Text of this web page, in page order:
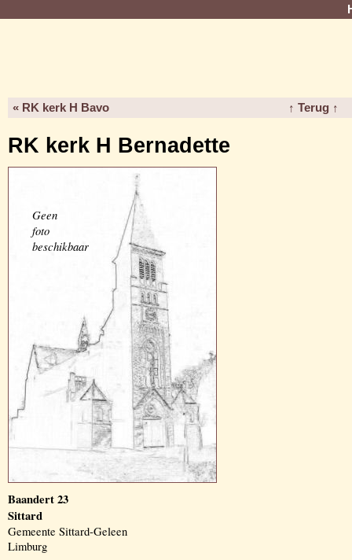
« RK kerk H Bavo ↑ Terug ↑
RK kerk H Bernadette
Geen
foto
beschikbaar
Baandert 23
Sittard
Gemeente Sittard-Geleen
Limburg